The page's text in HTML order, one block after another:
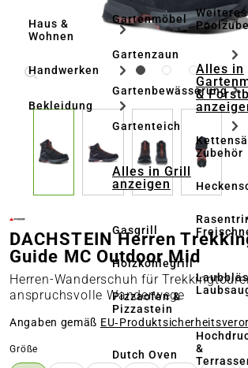
Haus &
Wohnen
Handwerken
Bekleidung
Gartenmöbel
Gartenzaun
Gartenbewässerung
Gartenteich
Alles in Grill
anzeigen
Gasgrill
Holzkohlegrill
Pizzaofen &
Pizzastein
Dutch Oven
Weiteres
Alles in
&
Zubehör
&
DACHSTEIN Herren
Guide MC Outdoor Mid
Herren-Wanderschuh für
anspruchsvolle Wanderwege
Angaben gemäß
Größe